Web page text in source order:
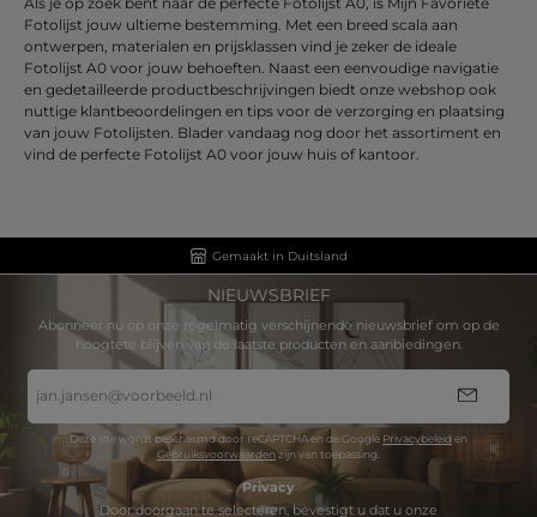
Fotolijst jouw ultieme bestemming. Met een breed scala aan
ontwerpen, materialen en prijsklassen vind je zeker de ideale
Fotolijst A0 voor jouw behoeften. Naast een eenvoudige navigatie
en gedetailleerde productbeschrijvingen biedt onze webshop ook
nuttige klantbeoordelingen en tips voor de verzorging en plaatsing
van jouw Fotolijsten. Blader vandaag nog door het assortiment en
vind de perfecte Fotolijst A0 voor jouw huis of kantoor.
Gemaakt in Duitsland
NIEUWSBRIEF
Abonneer nu op onze regelmatig verschijnende nieuwsbrief om op de
hoogtete blijven van de laatste producten en aanbiedingen.
mailadres
*
Deze site wordt beschermd door reCAPTCHA en de Google Privacybeleid en
Gebruiksvoorwaardenzijn van toepassing.
Privacy